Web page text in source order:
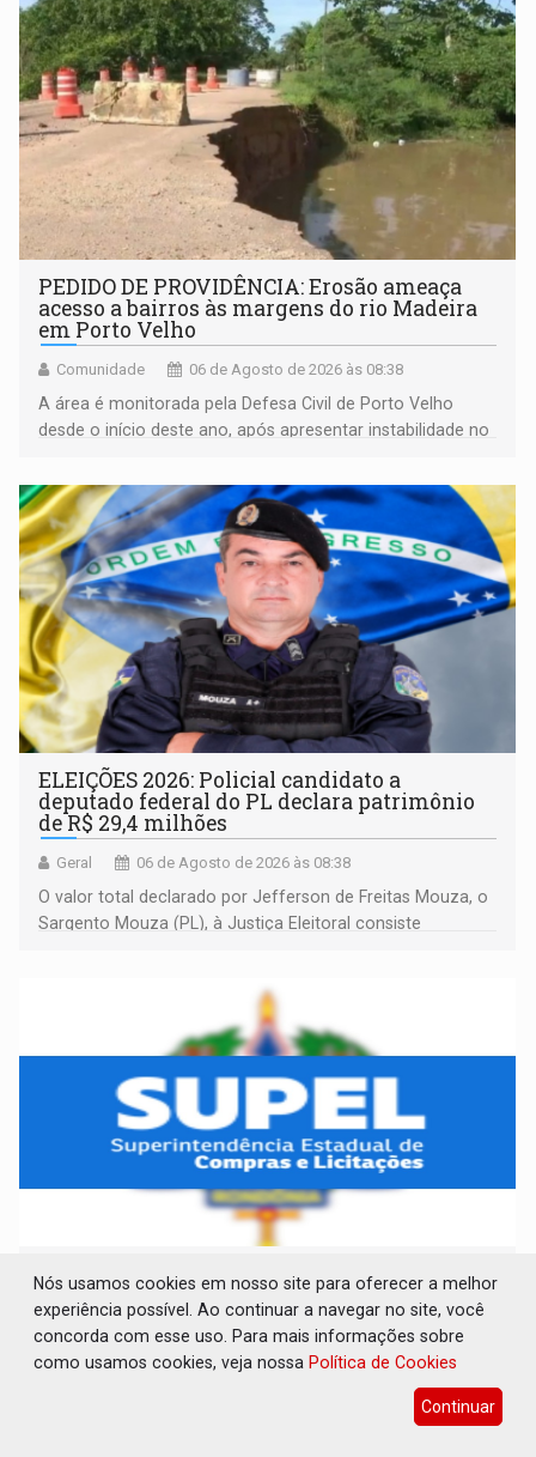
PEDIDO DE PROVIDÊNCIA: Erosão ameaça
acesso a bairros às margens do rio Madeira
em Porto Velho
Comunidade 06 de Agosto de 2026 às 08:38
A área é monitorada pela Defesa Civil de Porto Velho
desde o início deste ano, após apresentar instabilidade no
ELEIÇÕES 2026: Policial candidato a
deputado federal do PL declara patrimônio
de R$ 29,4 milhões
Geral 06 de Agosto de 2026 às 08:38
O valor total declarado por Jefferson de Freitas Mouza, o
Sargento Mouza (PL), à Justiça Eleitoral consiste
AVISO DE LICITAÇÃO: PREGÃO ELETRÔNICO
N.° 90595/2025/SUPEL/RO
Publicações Legais 06 de Agosto de 2026 às 08:37
Nós usamos cookies em nosso site para oferecer a melhor
experiência possível. Ao continuar a navegar no site, você
concorda com esse uso. Para mais informações sobre
como usamos cookies, veja nossa Política de Cookies
Continuar